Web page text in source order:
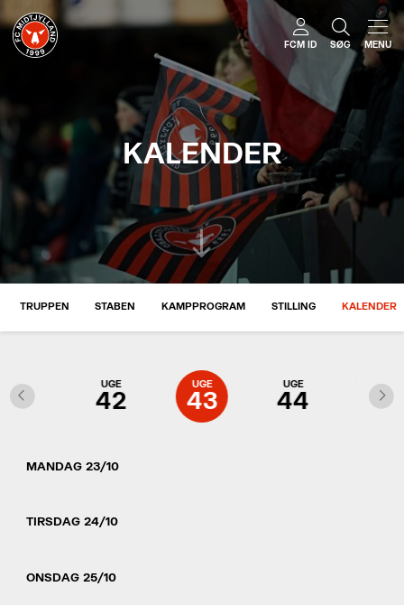
FCM ID SØG MENU
KALENDER
TRUPPEN STABEN KAMPPROGRAM STILLING KALENDER
UGE
41
UGE
42
UGE
43
UGE
44
UGE
45
MANDAG 23/10
TIRSDAG 24/10
ONSDAG 25/10